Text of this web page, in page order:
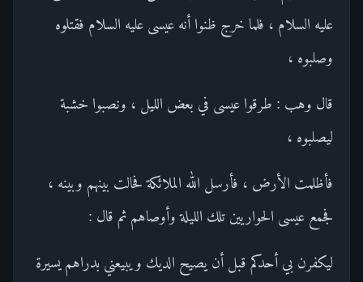
عليه السلام ، فلما خرج ظنوا أنه عيسى عليه السلام فقتلوه
وصلبوه ،
قال وهب : طرقوا عيسى في بعض الليل ، ونصبوا خشبة
ليصلبوه ،
فأظلمت الأرض ، فأرسل الله الملائكة فحالت بينهم وبينه ،
فجمع عيسى الحواريين تلك الليلة وأوصاهم ثم قال :
ليكفرن بي أحدكم قبل أن يصيح الديك ويبيعني بدراهم يسيرة